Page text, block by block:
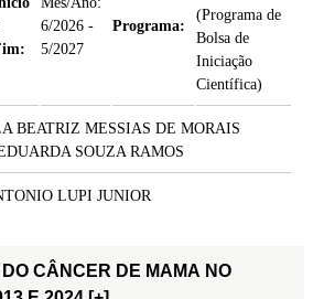
6/2026 -
5/2027
Programa:
(Programa de
Bolsa de
Iniciação
Científica)
BEATRIZ MESSIAS DE MORAIS
SOUZA RAMOS
LUPI JUNIOR
CÂNCER DE MAMA NO